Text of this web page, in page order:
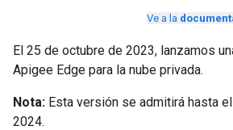
Ve a la
El 25 de octubre de 2023, lanzamos
Apigee Edge para la nube privada.
Nota: Esta versión se admitirá hasta
2024.